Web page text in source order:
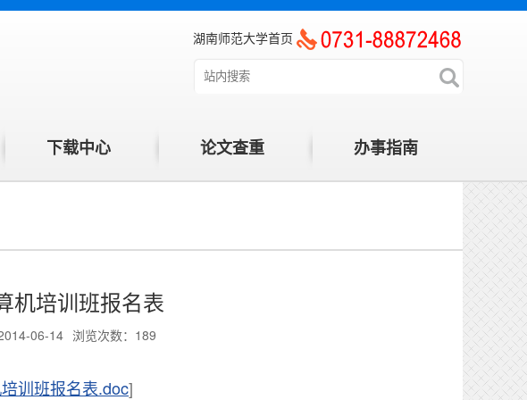
湖南师范大学首页
下载中心 论文查重 办事指南
机培训班报名表
06-14 浏览次数： 189
训班报名表.doc]